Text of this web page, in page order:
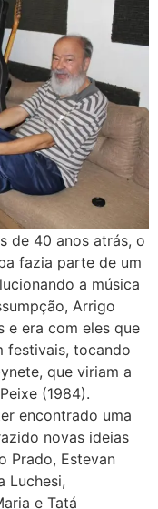
de 40 anos atrás, o
fazia parte de um
a música
Arrigo
e era com eles que
festivais, tocando
que viriam a
(1984).
encontrado uma
novas ideias
Prado, Estevan
Luchesi,
e Tatá